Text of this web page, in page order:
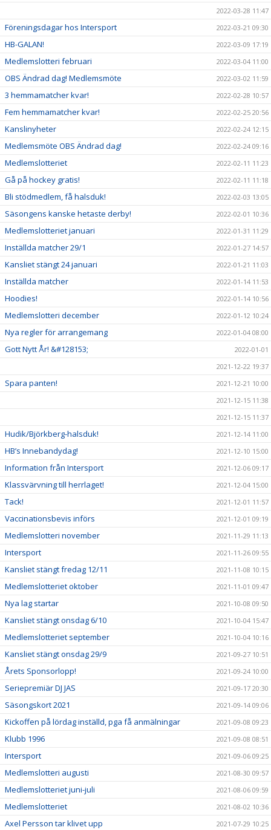
2022-03-28 11:47
Föreningsdagar hos Intersport 2022-03-21 09:30
HB-GALAN! 2022-03-09 17:19
Medlemslotteri februari 2022-03-04 11:00
OBS Ändrad dag! Medlemsmöte 2022-03-02 11:59
3 hemmamatcher kvar! 2022-02-28 10:57
Fem hemmamatcher kvar! 2022-02-25 20:56
Kanslinyheter 2022-02-24 12:15
Medlemsmöte OBS Ändrad dag! 2022-02-24 09:16
Medlemslotteriet 2022-02-11 11:23
Gå på hockey gratis! 2022-02-11 11:18
Bli stödmedlem, få halsduk! 2022-02-03 13:05
Säsongens kanske hetaste derby! 2022-02-01 10:36
Medlemslotteriet januari 2022-01-31 11:29
Inställda matcher 29/1 2022-01-27 14:57
Kansliet stängt 24 januari 2022-01-21 11:03
Inställda matcher 2022-01-14 11:53
Hoodies! 2022-01-14 10:56
Medlemslotteri december 2022-01-12 10:24
Nya regler för arrangemang 2022-01-04 08:00
Gott Nytt År! &#128153;
2022-01-01
2021-12-22 19:37
Spara panten!
2021-12-21 10:00
2021-12-15 11:38
2021-12-15 11:37
Hudik/Björkberg-halsduk! 2021-12-14 11:00
HB’s Innebandydag! 2021-12-10 15:00
Information från Intersport 2021-12-06 09:17
Klassvärvning till herrlaget! 2021-12-04 15:00
Tack! 2021-12-01 11:57
Vaccinationsbevis införs 2021-12-01 09:19
Medlemslotteri november 2021-11-29 11:13
Intersport 2021-11-26 09:55
Kansliet stängt fredag 12/11 2021-11-08 10:15
Medlemslotteriet oktober 2021-11-01 09:47
Nya lag startar 2021-10-08 09:50
Kansliet stängt onsdag 6/10 2021-10-04 15:47
Medlemslotteriet september 2021-10-04 10:16
Kansliet stängt onsdag 29/9 2021-09-27 10:51
Årets Sponsorlopp! 2021-09-24 10:00
Seriepremiär DJ JAS 2021-09-17 20:30
Säsongskort 2021 2021-09-14 09:06
Kickoffen på lördag inställd, pga få anmälningar 2021-09-08 09:23
Klubb 1996 2021-09-08 08:51
Intersport 2021-09-06 09:25
Medlemslotteri augusti 2021-08-30 09:57
Medlemslotteriet juni-juli 2021-08-06 09:59
Medlemslotteriet 2021-08-02 10:36
Axel Persson tar klivet upp 2021-07-29 10:25